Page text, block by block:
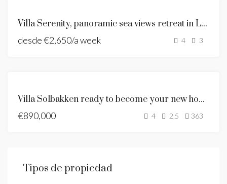
STYLE VILLA
SE ALQUILA
Villa Serenity, panoramic sea views retreat in La Capellania
desde€2,650/a week 4 3
STYLE VILLA
Villa Solbakken ready to become your new home
€890,000
4 2,5 363
Tipos de propiedad